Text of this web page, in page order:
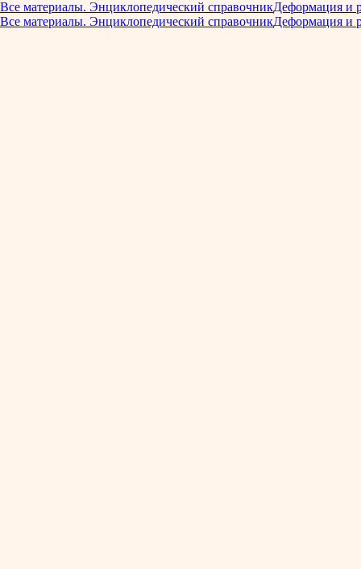
Все материалы. Энциклопедический справочникДеформация и
Все материалы. Энциклопедический справочникДеформация и